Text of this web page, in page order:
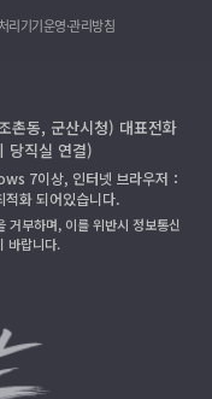
리기기운영·관리방침
촌동, 군산시청) 대표전화
당직실 연결)
7이상, 인터넷 브라우저：
화 되어있습니다.
거부하며, 이를 위반시 정보통신
바랍니다.